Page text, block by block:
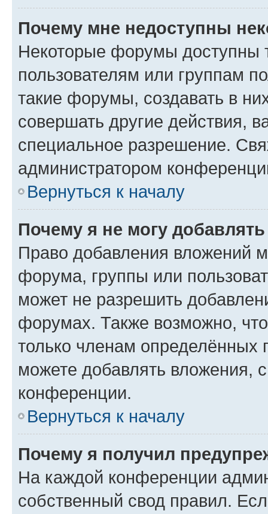
Почему мне недоступны
Некоторые форумы доступны
пользователям или группам
такие форумы, создавать в
совершать другие действия,
специальное разрешение.
администратором
Вернуться к началу
Почему я не могу
Право добавления вложений
форума, группы или
может не разрешить
форумах. Также возможно,
только членам определённых
можете добавлять вложения,
конференции.
Вернуться к началу
Почему я получил
На каждой конференции
собственный свод правил.